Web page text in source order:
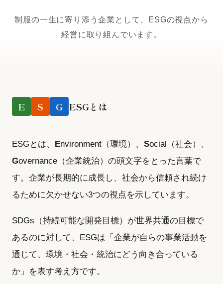
制服の一生に寄り添う企業として、ESGの視点から
経営に取り組んでいます。
E S G ESGとは
ESGとは、 Environment（環境）、 Social（社会）、
Governance（企業統治）の頭文字をとった言葉で
す。企業が長期的に成長し、社会から信頼され続け
るために欠かせない3つの視点を示しています。
SDGs（持続可能な開発目標）が世界共通の目標で
あるのに対して、ESGは「企業が自らの事業活動を
通じて、環境・社会・統治にどう向き合っている
か」を表す考え方です。